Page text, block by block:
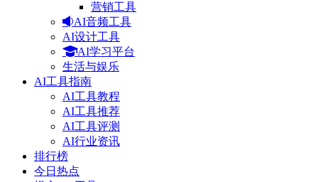
营销工具
AI音频工具
AI设计工具
AI学习平台
生活与娱乐
AI工具指南
AI工具教程
AI工具推荐
AI工具评测
AI行业资讯
排行榜
今日热点